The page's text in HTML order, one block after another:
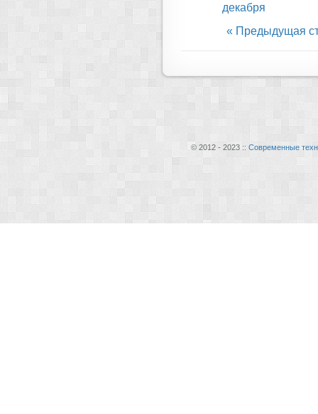
декабря
« Предыдущая
© 2012 - 2023 :: Современные